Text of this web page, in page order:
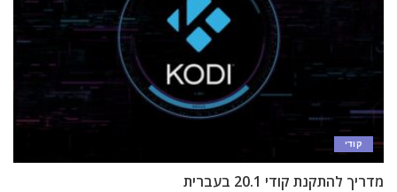
קודי
מדריך להתקנת קודי 20.1 בעברית